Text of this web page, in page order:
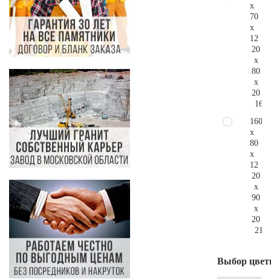
x
70
x
12
20
x
80
x
20
160
x
80
x
12
20
x
90
x
20
Выбор